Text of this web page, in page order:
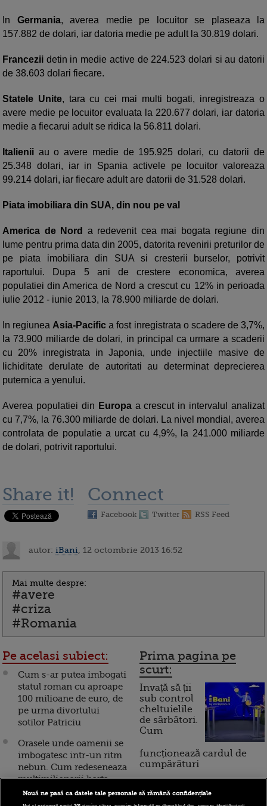
In Germania, averea medie pe locuitor se plaseaza la
157.882 de dolari, iar datoria medie pe adult la 30.819 dolari.
Francezii detin in medie active de 224.523 dolari si au datorii
de 38.603 dolari fiecare.
Statele Unite, tara cu cei mai multi bogati, inregistreaza o
avere medie pe locuitor evaluata la 220.677 dolari, iar datoria
medie a fiecarui adult se ridica la 56.811 dolari.
Italienii au o avere medie de 195.925 dolari, cu datorii de
25.348 dolari, iar in Spania activele pe locuitor valoreaza
99.214 dolari, iar fiecare adult are datorii de 31.528 dolari.
Piata imobiliara din SUA, din nou pe val
America de Nord a redevenit cea mai bogata regiune din
lume pentru prima data din 2005, datorita revenirii preturilor de
pe piata imobiliara din SUA si cresterii burselor, potrivit
raportului. Dupa 5 ani de crestere economica, averea
populatiei din America de Nord a crescut cu 12% in perioada
iulie 2012 - iunie 2013, la 78.900 miliarde de dolari.
In regiunea Asia-Pacific a fost inregistrata o scadere de 3,7%,
la 73.900 miliarde de dolari, in principal ca urmare a scaderii
cu 20% inregistrata in Japonia, unde injectiile masive de
lichiditate derulate de autoritati au determinat deprecierea
puternica a yenului.
Averea populatiei din Europa a crescut in intervalul analizat
cu 7,7%, la 76.300 miliarde de dolari. La nivel mondial, averea
controlata de populatie a urcat cu 4,9%, la 241.000 miliarde
de dolari, potrivit raportului.
Share it! Connect
Facebook Twitter RSS Feed
autor: iBani , 12 octombrie 2013 16:52
Mai multe despre:
#avere
#criza
#Romania
Pe acelasi subiect:
Cum s-ar putea imbogati
statul roman cu aproape
100 milioane de euro, de
pe urma divortului
sotilor Patriciu
Orasele unde oamenii se
imbogatesc intr-un ritm
nebun. Cum redeseneaza
multimilionarii harta
uneia dintre cele mai
mari puteri ale lumii
Prima pagina pe
scurt:
Invață să ții
sub control
cheltuielile
de sărbători.
Cum
funcționează cardul de
cumpărături
Incont , site-ul Știrile Pro
Nouă ne pasă ca datele tale personale să rămână confidențiale